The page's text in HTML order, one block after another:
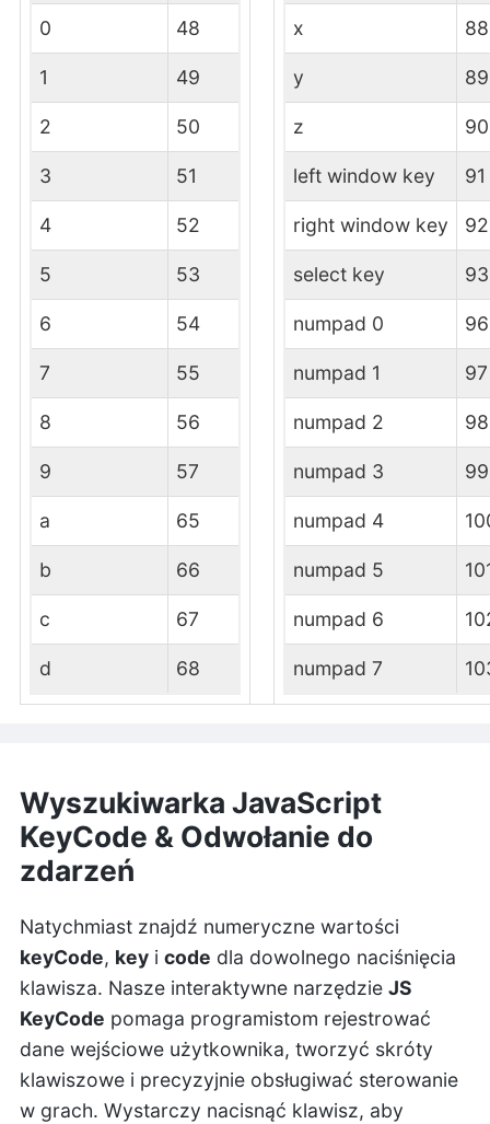
0 48
1 49
2 50
3 51
4 52
5 53
6 54
7 55
8 56
9 57
a 65
b 66
c 67
d 68
x 88
y 89
z 90
left window key 91
right window key 92
select key 93
numpad 0 96
numpad 1 97
numpad 2 98
numpad 3 99
numpad 4
numpad 5
numpad 6
numpad 7
Wyszukiwarka JavaScript
KeyCode & Odwołanie do
zdarzeń
Natychmiast znajdź numeryczne wartości
keyCode, keyi code dla dowolnego naciśnięcia
klawisza. Nasze interaktywne narzędzie JS
KeyCode pomaga programistom rejestrować
dane wejściowe użytkownika, tworzyć skróty
klawiszowe i precyzyjnie obsługiwać sterowanie
w grach. Wystarczy nacisnąć klawisz, aby